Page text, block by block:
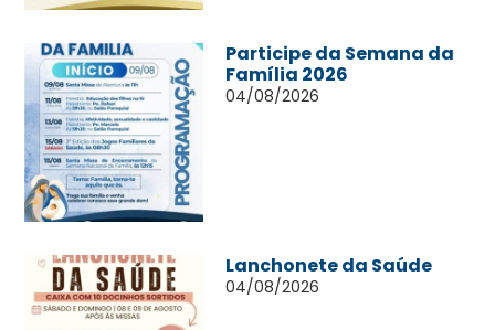
Participe da Semana da
Família 2026
04/08/2026
Lanchonete da Saúde
04/08/2026